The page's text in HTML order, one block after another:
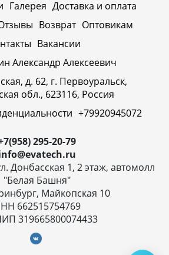
Галерея Доставка и оплата
Возврат Оптовикам
Вакансии
Александр Алексеевич
д. 62, г. Первоуральск,
обл., 623116, Россия
+79920945072
295-20-79
Донбасская 1, 2 этаж, автомолл
"Белая Башня"
Майкопская 10
662515754769
319665800074433